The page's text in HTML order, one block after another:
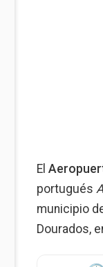
El
portugués
municipio
Dourados,